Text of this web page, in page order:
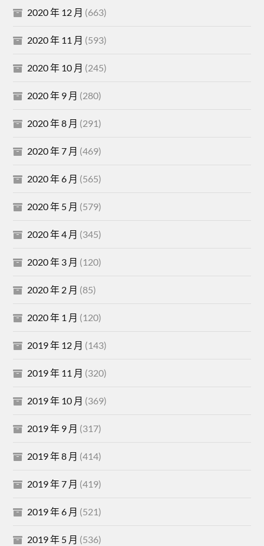
2020 年 12 月 (663)
2020 年 11 月 (593)
2020 年 10 月 (245)
2020 年 9 月 (280)
2020 年 8 月 (291)
2020 年 7 月 (469)
2020 年 6 月 (565)
2020 年 5 月 (579)
2020 年 4 月 (345)
2020 年 3 月 (120)
2020 年 2 月 (85)
2020 年 1 月 (120)
2019 年 12 月 (143)
2019 年 11 月 (320)
2019 年 10 月 (369)
2019 年 9 月 (317)
2019 年 8 月 (414)
2019 年 7 月 (419)
2019 年 6 月 (521)
2019 年 5 月 (536)